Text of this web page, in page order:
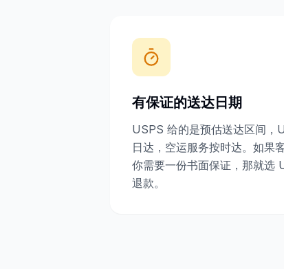
有保证的送达日期
USPS 给的是预估送达区间
日达，空运服务按时达。如果
你需要一份书面保证，那就选
退款。